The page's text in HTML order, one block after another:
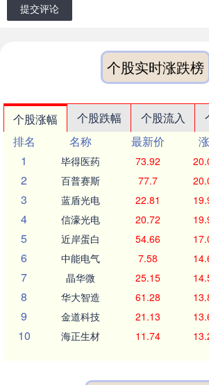
提交评论
个股实时涨跌榜
个股涨幅 个股跌幅 个股流入
排名
名称 最新价
1
毕得医药 73.92
2 百普赛斯 77.7
3 蓝盾光电 22.81
4 信濠光电 20.72
5 近岸蛋白 54.66
6 中能电气 7.58
7 晶华微 25.15
8 华大智造 61.28
9 金道科技 21.13
10 海正生材 11.74